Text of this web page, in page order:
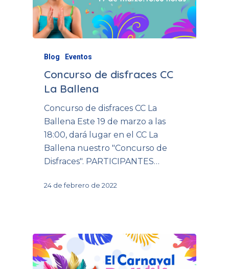
Blog Eventos
Concurso de disfraces CC
La Ballena
Concurso de disfraces CC La
Ballena Este 19 de marzo a las
18:00, dará lugar en el CC La
Ballena nuestro "Concurso de
Disfraces". PARTICIPANTES…
24 de febrero de 2022